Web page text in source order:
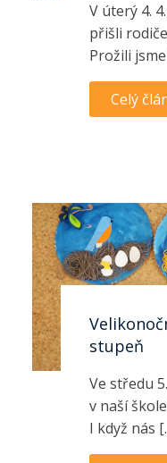
V úterý 4.
přišli
Prožili
Celý
stupeň
Ve středu
v naší
I když nás